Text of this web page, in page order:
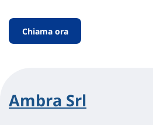
Chiama ora
Ambra Srl